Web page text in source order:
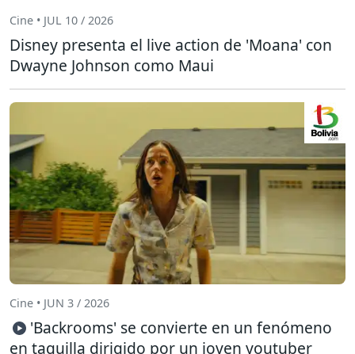
Cine • JUL 10 / 2026
Disney presenta el live action de 'Moana' con
Dwayne Johnson como Maui
Cine • JUN 3 / 2026
'Backrooms' se convierte en un fenómeno
en taquilla dirigido por un joven youtuber